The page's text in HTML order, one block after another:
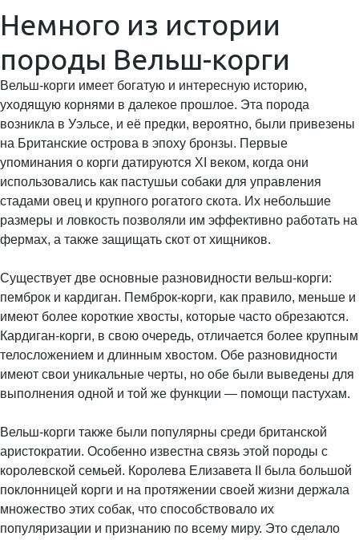
Немного из истории
породы Вельш-корги
Вельш-корги имеет богатую и интересную историю,
уходящую корнями в далекое прошлое. Эта порода
возникла в Уэльсе, и её предки, вероятно, были привезены
на Британские острова в эпоху бронзы. Первые
упоминания о корги датируются XI веком, когда они
использовались как пастушьи собаки для управления
стадами овец и крупного рогатого скота. Их небольшие
размеры и ловкость позволяли им эффективно работать на
фермах, а также защищать скот от хищников.
Существует две основные разновидности вельш-корги:
пемброк и кардиган. Пемброк-корги, как правило, меньше и
имеют более короткие хвосты, которые часто обрезаются.
Кардиган-корги, в свою очередь, отличается более крупным
телосложением и длинным хвостом. Обе разновидности
имеют свои уникальные черты, но обе были выведены для
выполнения одной и той же функции — помощи пастухам.
Вельш-корги также были популярны среди британской
аристократии. Особенно известна связь этой породы с
королевской семьей. Королева Елизавета II была большой
поклонницей корги и на протяжении своей жизни держала
множество этих собак, что способствовало их
популяризации и признанию по всему миру. Это сделало